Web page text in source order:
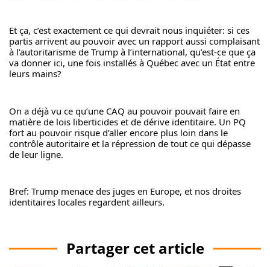
Et ça, c’est exactement ce qui devrait nous inquiéter: si ces
partis arrivent au pouvoir avec un rapport aussi complaisant
à l’autoritarisme de Trump à l’international, qu’est-ce que ça
va donner ici, une fois installés à Québec avec un État entre
leurs mains?
On a déjà vu ce qu’une CAQ au pouvoir pouvait faire en
matière de lois liberticides et de dérive identitaire. Un PQ
fort au pouvoir risque d’aller encore plus loin dans le
contrôle autoritaire et la répression de tout ce qui dépasse
de leur ligne.
Bref: Trump menace des juges en Europe, et nos droites
identitaires locales regardent ailleurs.
Partager cet article